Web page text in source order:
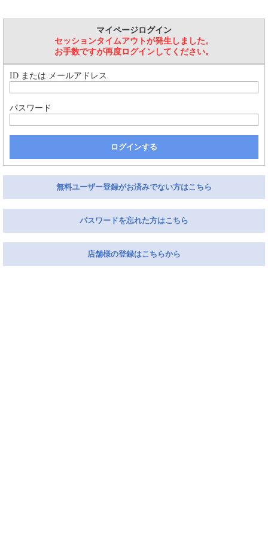
マイページログイン
セッションタイムアウトが発生しました。
お手数ですが再度ログインしてください。
ID または メールアドレス
パスワード
ログインする
無料ユーザー登録がお済みでない方はこちら
パスワードを忘れた方はこちら
店舗様の登録はこちらから